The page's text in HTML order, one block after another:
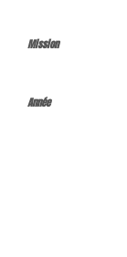
Mission
Année